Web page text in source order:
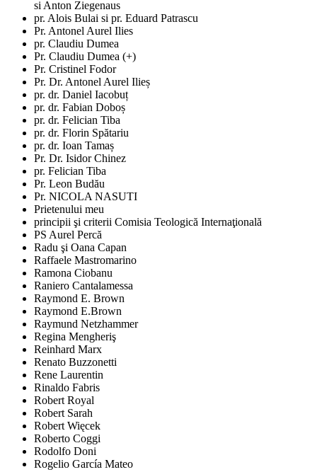
si Anton Ziegenaus
pr. Alois Bulai si pr. Eduard Patrascu
Pr. Antonel Aurel Ilies
pr. Claudiu Dumea
Pr. Claudiu Dumea (+)
Pr. Cristinel Fodor
Pr. Dr. Antonel Aurel Ilieș
pr. dr. Daniel Iacobuț
pr. dr. Fabian Doboș
pr. dr. Felician Tiba
pr. dr. Florin Spătariu
pr. dr. Ioan Tamaș
Pr. Dr. Isidor Chinez
pr. Felician Tiba
Pr. Leon Budău
Pr. NICOLA NASUTI
Prietenului meu
principii şi criterii Comisia Teologică Internaţională
PS Aurel Percă
Radu şi Oana Capan
Raffaele Mastromarino
Ramona Ciobanu
Raniero Cantalamessa
Raymond E. Brown
Raymond E.Brown
Raymund Netzhammer
Regina Mengheriş
Reinhard Marx
Renato Buzzonetti
Rene Laurentin
Rinaldo Fabris
Robert Royal
Robert Sarah
Robert Więcek
Roberto Coggi
Rodolfo Doni
Rogelio García Mateo